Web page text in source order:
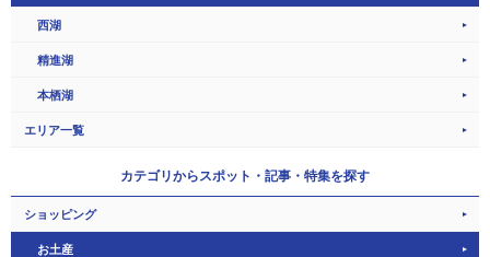
西湖
精進湖
本栖湖
エリア一覧
カテゴリから スポット・記事・特集を探す
ショッピング
お土産